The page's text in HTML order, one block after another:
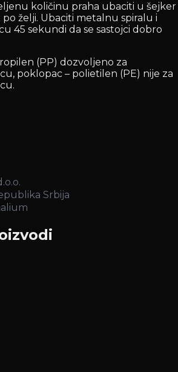
količinu praha ubaciti u šejker
želji. Ubaciti metalnu spiralu i
45 sekundi da se sastojci dobro
(PP) dozvoljeno za
poklopac – polietilen (PE) nije za
Srbija